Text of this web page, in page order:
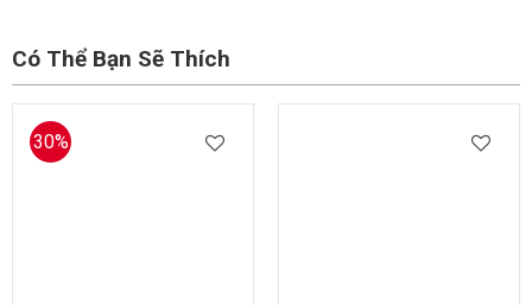
Có Thể Bạn Sẽ Thích
30%